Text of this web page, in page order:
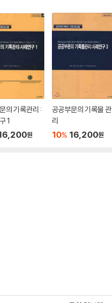
의 기록관리 :
1
원
공공부문의 기록물 관
리
10% 16,200원